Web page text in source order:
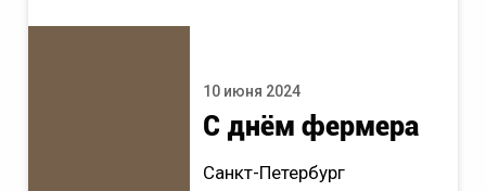
10 июня 2024
С днём фермера
Санкт-Петербург